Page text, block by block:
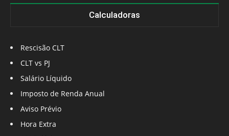
Calculadoras
Rescisão CLT
CLT vs PJ
Salário Líquido
Imposto de Renda Anual
Aviso Prévio
Hora Extra